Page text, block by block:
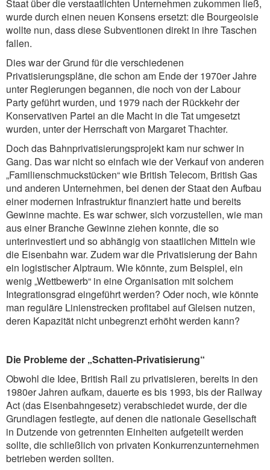
Staat über die verstaatlichten Unternehmen zukommen ließ,
wurde durch einen neuen Konsens ersetzt: die Bourgeoisie
wollte nun, dass diese Subventionen direkt in ihre Taschen
fallen.
Dies war der Grund für die verschiedenen
Privatisierungspläne, die schon am Ende der 1970er Jahre
unter Regierungen begannen, die noch von der Labour
Party geführt wurden, und 1979 nach der Rückkehr der
Konservativen Partei an die Macht in die Tat umgesetzt
wurden, unter der Herrschaft von Margaret Thachter.
Doch das Bahnprivatisierungsprojekt kam nur schwer in
Gang. Das war nicht so einfach wie der Verkauf von anderen
„Familienschmuckstücken“ wie British Telecom, British Gas
und anderen Unternehmen, bei denen der Staat den Aufbau
einer modernen Infrastruktur finanziert hatte und bereits
Gewinne machte. Es war schwer, sich vorzustellen, wie man
aus einer Branche Gewinne ziehen konnte, die so
unterinvestiert und so abhängig von staatlichen Mitteln wie
die Eisenbahn war. Zudem war die Privatisierung der Bahn
ein logistischer Alptraum. Wie könnte, zum Beispiel, ein
wenig „Wettbewerb“ in eine Organisation mit solchem
Integrationsgrad eingeführt werden? Oder noch, wie könnte
man reguläre Linienstrecken profitabel auf Gleisen nutzen,
deren Kapazität nicht unbegrenzt erhöht werden kann?
Die Probleme der „Schatten-Privatisierung“
Obwohl die Idee, British Rail zu privatisieren, bereits in den
1980er Jahren aufkam, dauerte es bis 1993, bis der Railway
Act (das Eisenbahngesetz) verabschiedet wurde, der die
Grundlagen festlegte, auf denen die nationale Gesellschaft
in Dutzende von getrennten Einheiten aufgeteilt werden
sollte, die schließlich von privaten Konkurrenzunternehmen
betrieben werden sollten.